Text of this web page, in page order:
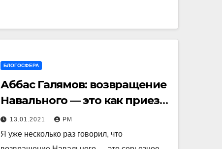
БЛОГОСФЕРА
Аббас Галямов: возвращение
Навального — это как приезд
Ленина в апреле 1917-го
13.01.2021 РМ
Я уже несколько раз говорил, что